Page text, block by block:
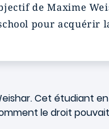
de Maxime
pour acquérir
Cet étudiant
le droit